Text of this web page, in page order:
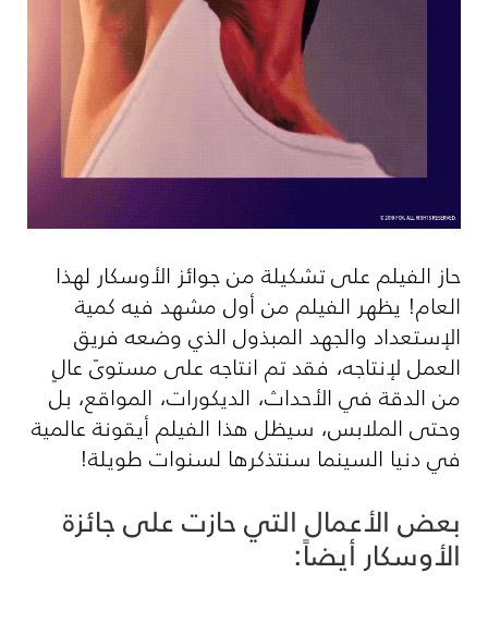
حاز الفيلم على تشكيلة من جوائز الأوسكار لهذا
العام! يظهر الفيلم من أول مشهد فيه كمية
الإستعداد والجهد المبذول الذي وضعه فريق
العمل لإنتاجه، فقد تم انتاجه على مستوىً عالٍ
من الدقة في الأحداث، الديكورات، المواقع، بل
وحتى الملابس، سيظل هذا الفيلم أيقونة عالمية
في دنيا السينما سنتذكرها لسنوات طويلة!
بعض الأعمال التي حازت على جائزة
الأوسكار أيضاً: